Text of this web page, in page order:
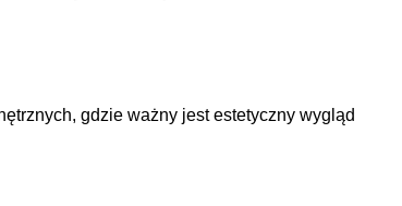
gdzie ważny jest estetyczny wygląd